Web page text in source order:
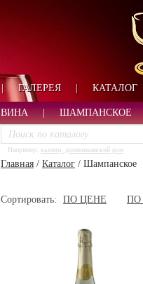
| ГАЛЕРЕЯ | КАТАЛОГ
ВИНА ШАМПАНСКОЕ
Например: кьянти, доминиканский ром
Главная / Каталог / Шампанское
Сортировать: ПО ЦЕНЕ ПО